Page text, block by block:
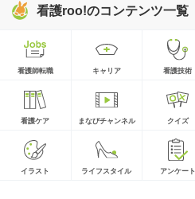
看護roo!のコンテンツ一覧
看護師転職 キャリア 看護技術
看護ケア まなびチャンネル クイズ
イラスト ライフスタイル アンケート